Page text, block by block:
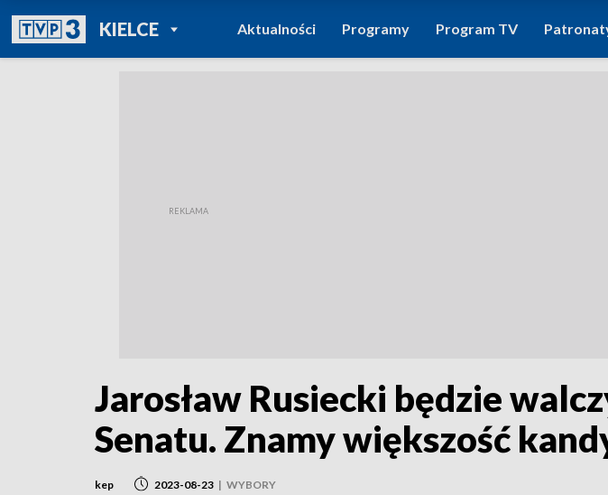
KIELCEPOWRÓT DO
TVP REGIONY
Aktualności Programy Program TV
Jarosław Rusiecki będzie
Senatu. Znamy większość
kep 2023-08-23 | WYBORY